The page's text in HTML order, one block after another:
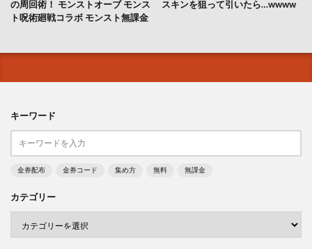
の周回術！ モンストオーブ モンス
ト呪術廻戦コラボ モンスト無課金
スキンを狙って引いたら…wwww
キーワード
金券配布 金券コード 集め方 無料 無課金
カテゴリー